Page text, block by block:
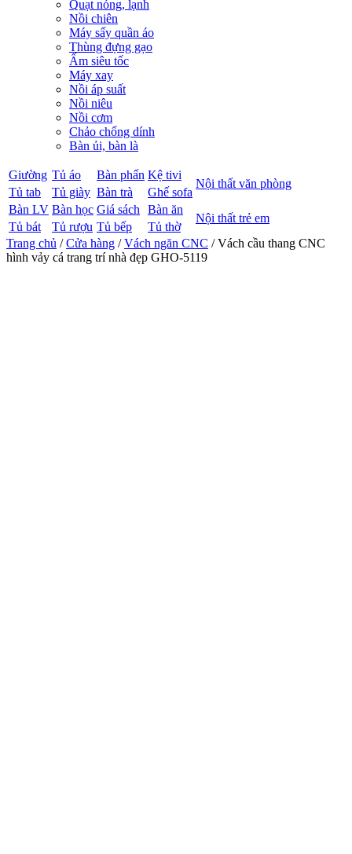
Quạt nóng, lạnh
Nồi chiên
Máy sấy quần áo
Thùng đựng gạo
Ấm siêu tốc
Máy xay
Nồi áp suất
Nồi niêu
Nồi cơm
Chảo chống dính
Bàn ủi, bàn là
Giường Tủ áo Bàn phấn Kệ tivi
Nội thất văn phòng
Tủ tab Tủ giày Bàn trà
Ghế sofa
Bàn LV Bàn học Giá sách Bàn ăn
Nội thất trẻ em
Tủ bát Tủ rượu Tủ bếp
Tủ thờ
Trang chủ /Cửa hàng /Vách ngăn CNC / Vách cầu thang CNC
hình vảy cá trang trí nhà đẹp GHO-5119